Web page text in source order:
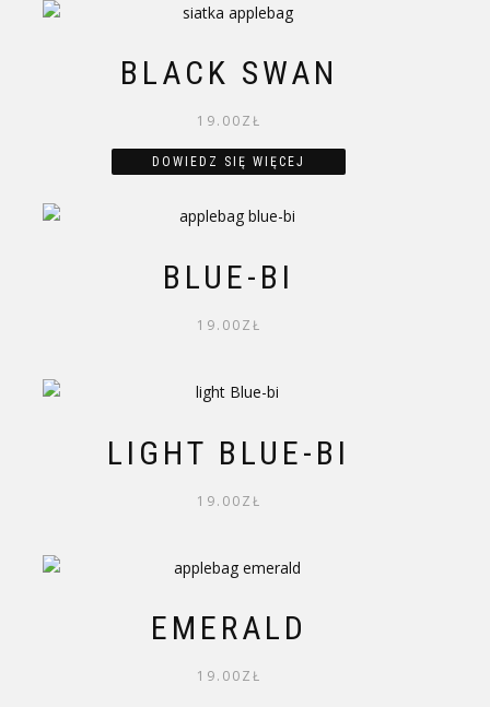
BLACK SWAN
19.00ZŁ
DOWIEDZ SIĘ WIĘCEJ
BLUE-BI
19.00ZŁ
LIGHT BLUE-BI
19.00ZŁ
EMERALD
19.00ZŁ